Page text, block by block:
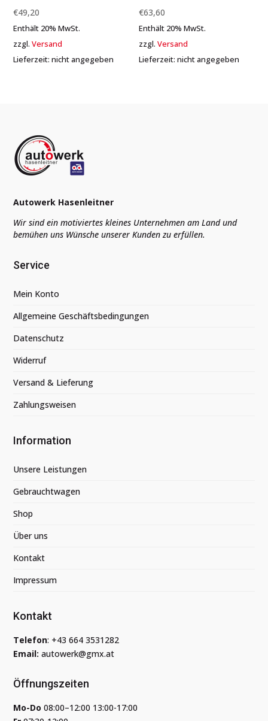
€49,20
Enthält 20% MwSt.
zzgl.Versand
Lieferzeit: nicht angegeben
€63,60
Enthält 20% MwSt.
zzgl.Versand
Lieferzeit: nicht angegeben
Autowerk Hasenleitner
Wir sind ein motiviertes kleines Unternehmen am Land und
bemühen uns Wünsche unserer Kunden zu erfüllen.
Service
Mein Konto
Allgemeine Geschäftsbedingungen
Datenschutz
Widerruf
Versand & Lieferung
Zahlungsweisen
Information
Unsere Leistungen
Gebrauchtwagen
Shop
Über uns
Kontakt
Impressum
Kontakt
Telefon: +43 664 3531282
Email: autowerk@gmx.at
Öffnungszeiten
Mo-Do 08:00–12:00 13:00-17:00